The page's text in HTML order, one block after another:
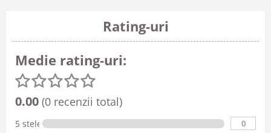
Rating-uri
Medie rating-uri:
0.00 (0 recenzii total)
5 stele 0